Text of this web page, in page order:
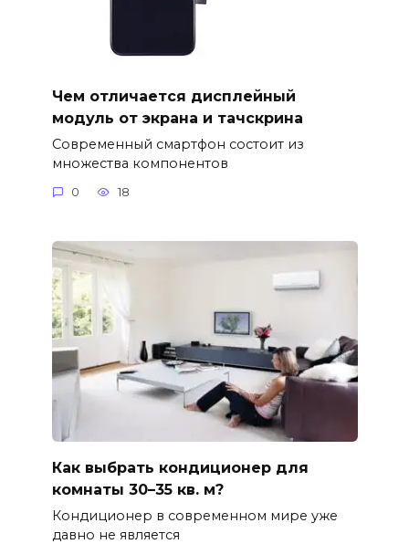
Чем отличается дисплейный
модуль от экрана и тачскрина
Современный смартфон состоит из
множества компонентов
0 18
Как выбрать кондиционер для
комнаты 30–35 кв. м?
Кондиционер в современном мире уже
давно не является